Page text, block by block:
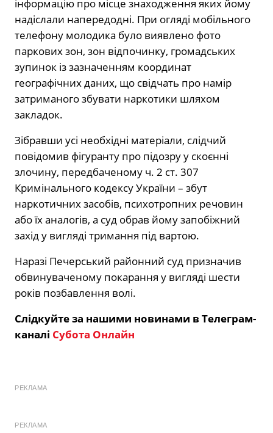
інформацію про місце знаходження яких йому
надіслали напередодні. При огляді мобільного
телефону молодика було виявлено фото
паркових зон, зон відпочинку, громадських
зупинок із зазначенням координат
географічних даних, що свідчать про намір
затриманого збувати наркотики шляхом
закладок.
Зібравши усі необхідні матеріали, слідчий
повідомив фігуранту про підозру у скоєнні
злочину, передбаченому ч. 2 ст. 307
Кримінального кодексу України – збут
наркотичних засобів, психотропних речовин
або їх аналогів, а суд обрав йому запобіжний
захід у вигляді тримання під вартою.
Наразі Печерський районний суд призначив
обвинуваченому покарання у вигляді шести
років позбавлення волі.
Слідкуйте за нашими новинами в Телеграм-
каналі Субота Онлайн
РЕКЛАМА
РЕКЛАМА